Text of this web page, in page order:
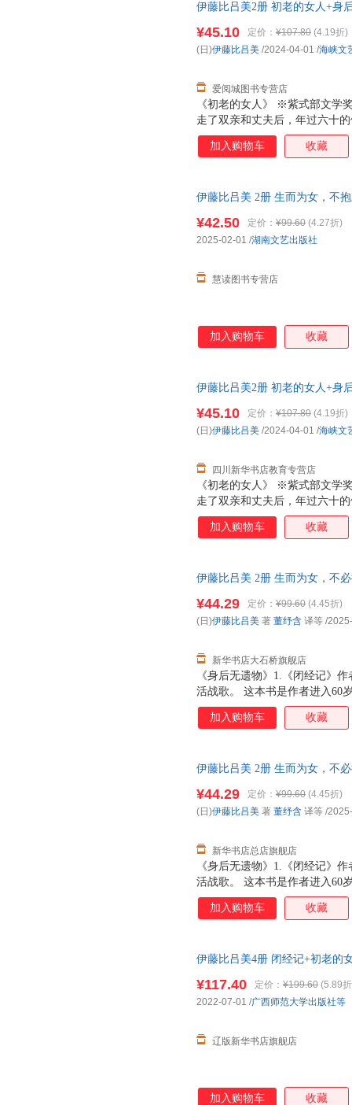
离中，反复思考生命的意义：
的奇迹。 《身后无遗物》 1.《
衰老的生活战歌。 这本书是作
伊藤比吕美2册 初老的女人+身
线客服！
《初老的女人》 ※紫式部文学
走了双亲和丈夫后，年过六十
狗狗开始晚年的独居生活。在
生什么新的故事。※以伊藤式
离中，反复思考生命的意义：
的奇迹。 《身后无遗物》 1.《
衰老的生活战歌。 这本书是作
¥45.10 定价： ¥107.80 (4.19折)
爱阅城图书专营店
(日)伊藤比吕美 /2024-04-01 /海峡文
加入购物车 收藏
伊藤比吕美 2册 生而为女，不
¥42.50 定价： ¥99.60 (4.27折)
慧读图书专营店
2025-02-01 /湖南文艺出版社
加入购物车 收藏
伊藤比吕美2册 初老的女人+身
《初老的女人》 ※紫式部文学
走了双亲和丈夫后，年过六十
狗狗开始晚年的独居生活。在
生什么新的故事。※以伊藤式
离中，反复思考生命的意义：
的奇迹。 《身后无遗物》 1.《
衰老的生活战歌。 这本书是作
¥45.10 定价： ¥107.80 (4.19折)
四川新华书店教育专营店
(日)伊藤比吕美 /2024-04-01 /海峡文
加入购物车 收藏
伊藤比吕美 2册 生而为女，不
发货 85%城市次日送达！团购
《身后无遗物》1.《闭经记》
活战歌。 这本书是作者进入60
的笔调，记录一个人面对的死
死，没办法。但我舍不得。若
¥44.29 定价： ¥99.60 (4.45折)
新华书店大石桥旗舰店
(日)伊藤比吕美 著 董纾含 译等 /
加入购物车 收藏
伊藤比吕美 2册 生而为女，不
发货 85%城市次日送达！团购
《身后无遗物》1.《闭经记》
活战歌。 这本书是作者进入60
的笔调，记录一个人面对的死
死，没办法。但我舍不得。若
¥44.29 定价： ¥99.60 (4.45折)
新华书店总店旗舰店
(日)伊藤比吕美 著 董纾含 译等 /
加入购物车 收藏
伊藤比吕美4册 闭经记+初老的
¥117.40 定价： ¥199.60 (5.89
辽版新华书店旗舰店
2022-07-01 /广西师范大学出版社等
加入购物车 收藏